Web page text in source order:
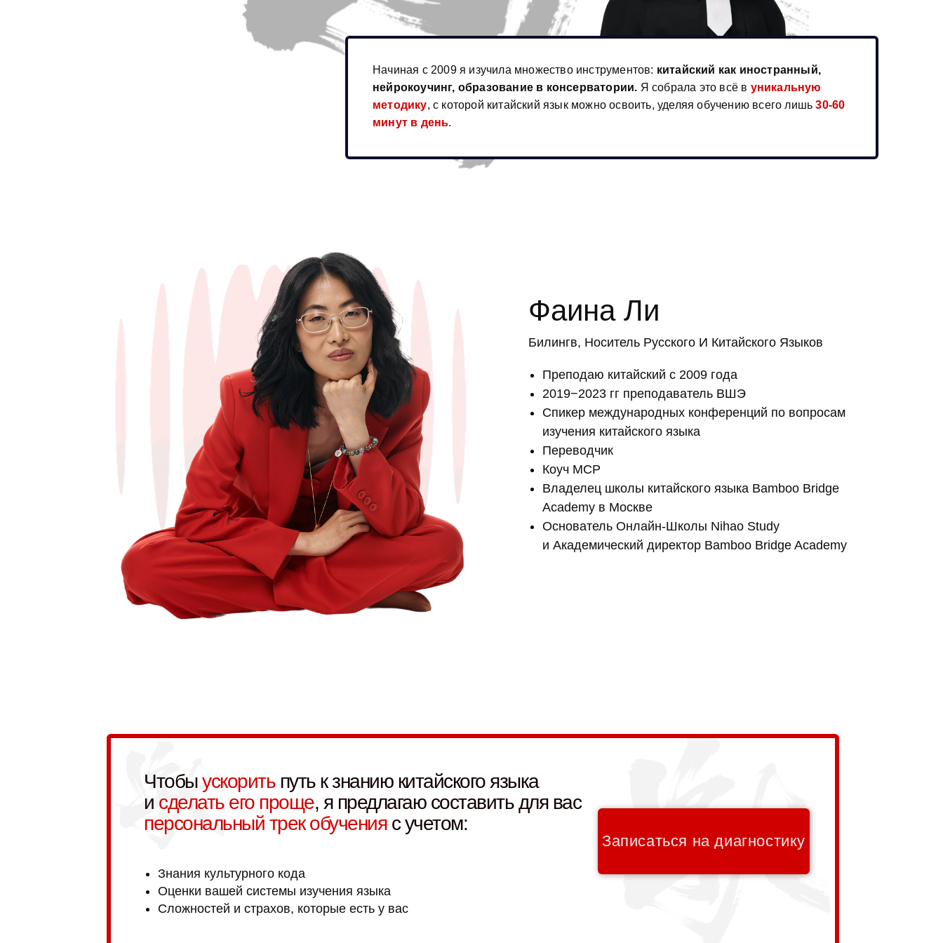
Начиная с 2009 я изучила множество инструментов: китайский как иностранный,
нейрокоучинг, образование в консерватории. Я собрала это всё в уникальную
методику, с которой китайский язык можно освоить, уделяя обучению всего лишь30-60
минут в день.
Фаина Ли
Билингв, Носитель Русского И Китайского Языков
Преподаю китайский с 2009 года
2019−2023 гг преподаватель ВШЭ
Спикер международных конференций по вопросам
изучения китайского языка
Переводчик
Коуч MCP
Владелец школы китайского языка Bamboo Bridge
Academy в Москве
Основатель Онлайн-Школы Nihao Study
и Академический директор Bamboo Bridge Academy
Чтобыускоритьпуть к знанию китайского языка
и сделать его проще, я предлагаю составить для вас
персональный трек обученияс учетом:
Знания культурного кода
Оценки вашей системы изучения языка
Сложностей и страхов, которые есть у вас
Записаться на диагностику